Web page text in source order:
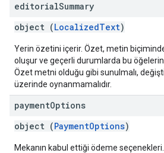
editorialSummary
object (LocalizedText)
Yerin özetini içerir. Özet, metin
oluşur ve geçerli durumlarda bu
Özet metni olduğu gibi sunulmalı,
üzerinde oynanmamalıdır.
paymentOptions
object (PaymentOptions)
Mekanın kabul ettiği ödeme